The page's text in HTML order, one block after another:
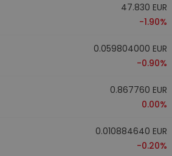
47.830 EUR
-1.90%
0.059804000 EUR
-0.90%
0.867760 EUR
0.00%
0.010884640 EUR
-0.20%